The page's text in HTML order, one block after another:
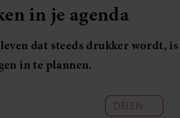
in je agenda
dat steeds drukker wordt, is
in te plannen.
DELEN